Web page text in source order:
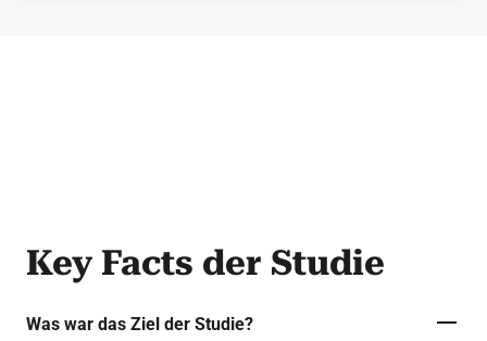
Key Facts der Studie
Was war das Ziel der Studie?